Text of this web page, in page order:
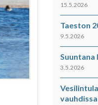
15.5.2026
Taeston
9.5.2026
3.5.2026
vauhdissa